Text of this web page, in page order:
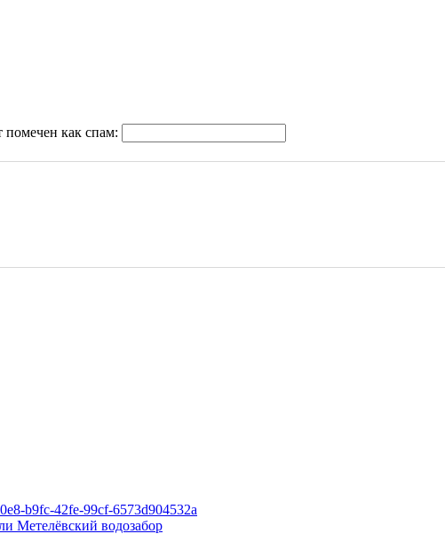
помечен как спам:
Метелёвский водозабор